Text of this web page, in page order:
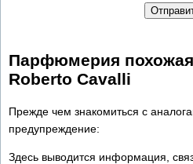
Парфюмерия
Roberto Cavalli
Прежде чем знакомиться с
предупреждение:
Здесь выводится информация,